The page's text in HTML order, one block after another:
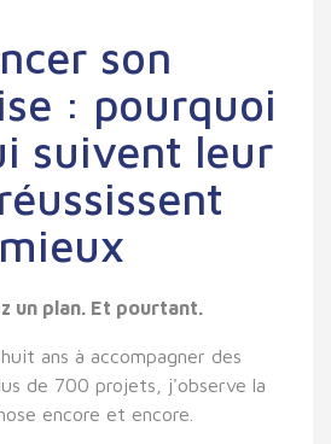
son
: pourquoi
suivent leur
mieux
un plan. Et pourtant.
ans à accompagner des
de 700 projets, j'observe la
encore et encore.